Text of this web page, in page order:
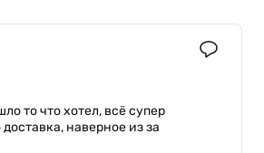
то что хотел, всё супер
доставка, наверное из за